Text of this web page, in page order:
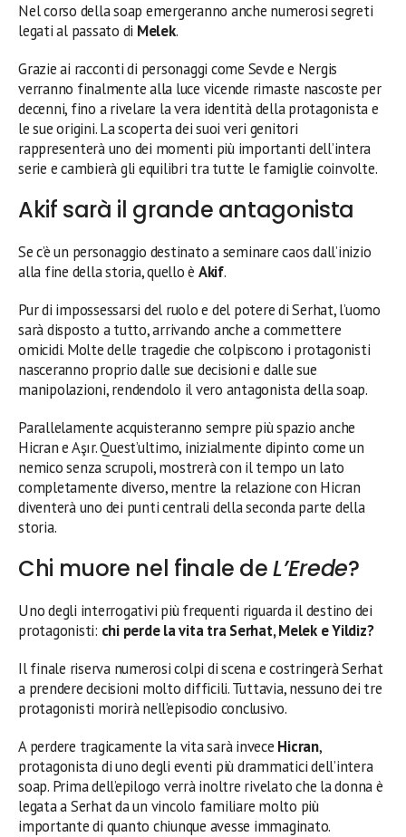
Nel corso della soap emergeranno anche numerosi segreti
legati al passato di Melek.
Grazie ai racconti di personaggi come Sevde e Nergis
verranno finalmente alla luce vicende rimaste nascoste per
decenni, fino a rivelare la vera identità della protagonista e
le sue origini. La scoperta dei suoi veri genitori
rappresenterà uno dei momenti più importanti dell’intera
serie e cambierà gli equilibri tra tutte le famiglie coinvolte.
Akif sarà il grande antagonista
Se c’è un personaggio destinato a seminare caos dall’inizio
alla fine della storia, quello è Akif.
Pur di impossessarsi del ruolo e del potere di Serhat, l’uomo
sarà disposto a tutto, arrivando anche a commettere
omicidi. Molte delle tragedie che colpiscono i protagonisti
nasceranno proprio dalle sue decisioni e dalle sue
manipolazioni, rendendolo il vero antagonista della soap.
Parallelamente acquisteranno sempre più spazio anche
Hicran e Aşır. Quest’ultimo, inizialmente dipinto come un
nemico senza scrupoli, mostrerà con il tempo un lato
completamente diverso, mentre la relazione con Hicran
diventerà uno dei punti centrali della seconda parte della
storia.
Chi muore nel finale deL’Erede?
Uno degli interrogativi più frequenti riguarda il destino dei
protagonisti: chi perde la vita tra Serhat, Melek e Yildiz?
Il finale riserva numerosi colpi di scena e costringerà Serhat
a prendere decisioni molto difficili. Tuttavia, nessuno dei tre
protagonisti morirà nell’episodio conclusivo.
A perdere tragicamente la vita sarà invece Hicran,
protagonista di uno degli eventi più drammatici dell’intera
soap. Prima dell’epilogo verrà inoltre rivelato che la donna è
legata a Serhat da un vincolo familiare molto più
importante di quanto chiunque avesse immaginato.